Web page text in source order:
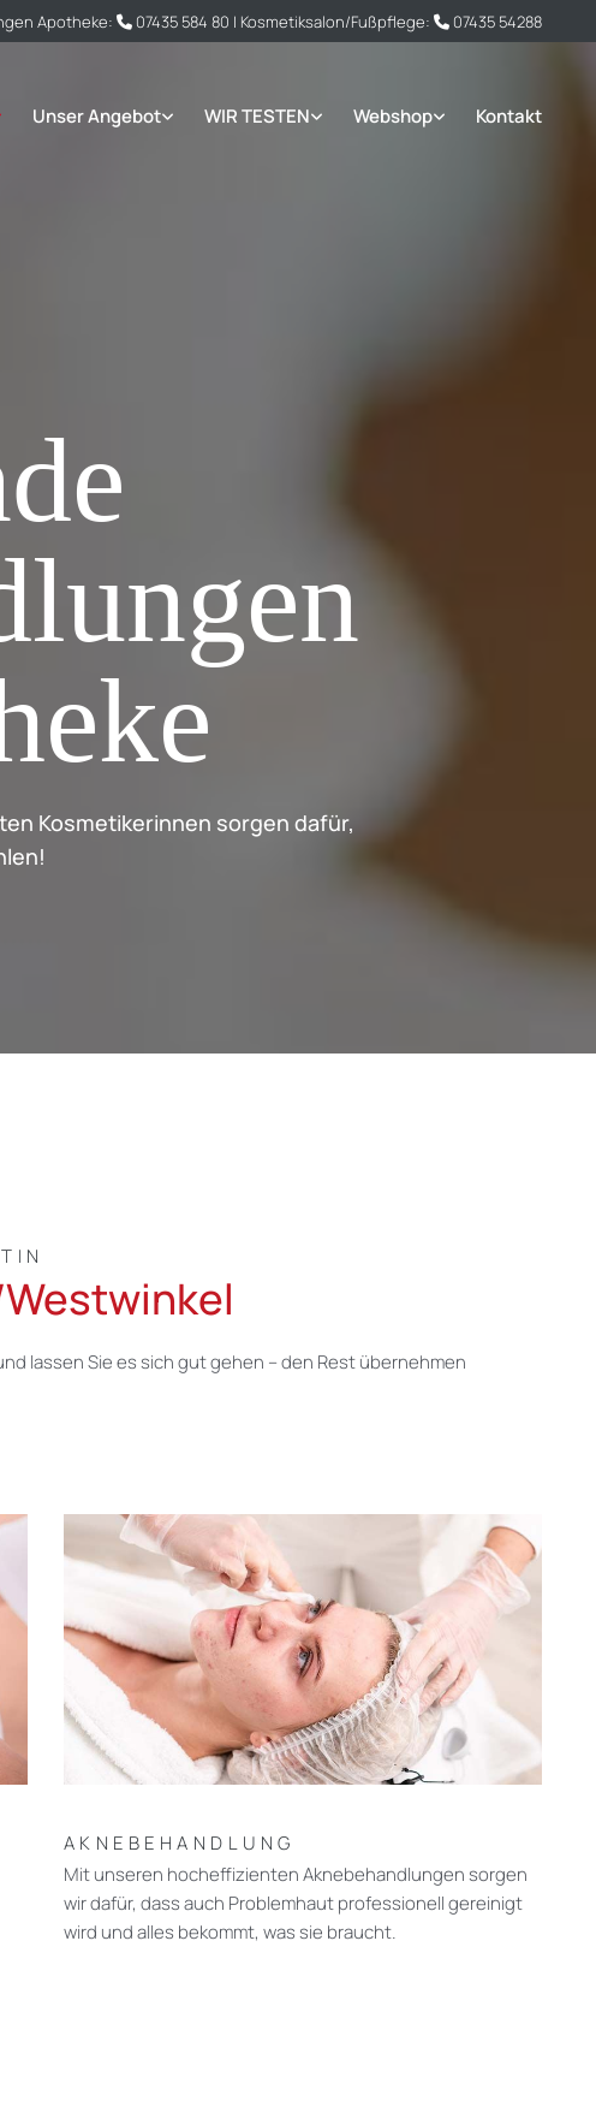
Apotheke:  07435 584 80 | Kosmetiksalon/Fußpflege:  07435 54288
Unser Angebot WIR TESTEN Webshop Kontakt
Kosmetikerinnen sorgen dafür,
lassen Sie es sich gut gehen – den Rest übernehmen
AKNEBEHANDLUNG
Mit unseren hocheffizienten Aknebehandlungen sorgen
wir dafür, dass auch Problemhaut professionell gereinigt
wird und alles bekommt, was sie braucht.